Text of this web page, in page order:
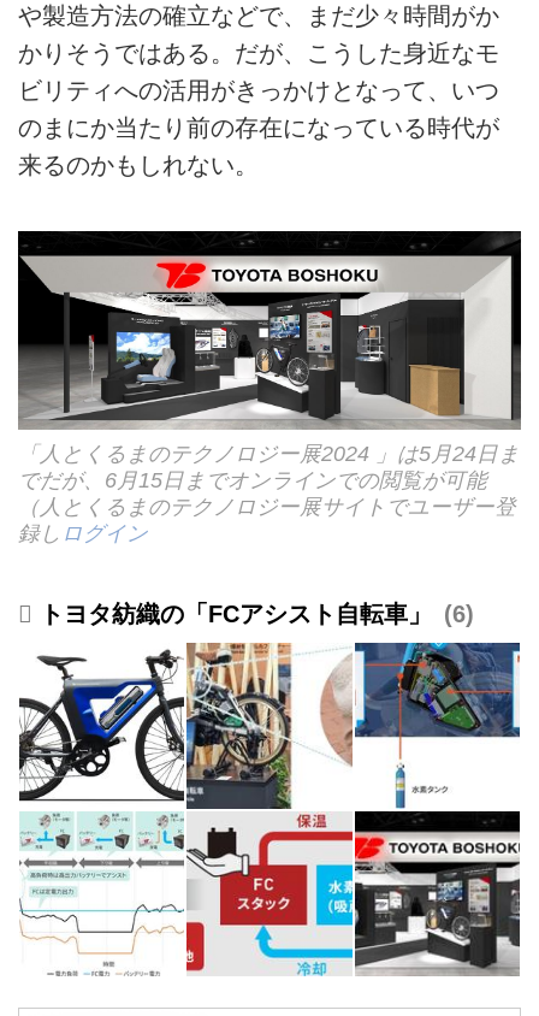
や製造方法の確立などで、まだ少々時間がか
かりそうではある。だが、こうした身近なモ
ビリティへの活用がきっかけとなって、いつ
のまにか当たり前の存在になっている時代が
来るのかもしれない。
「人とくるまのテクノロジー展2024 」は5月24日ま
でだが、6月15日までオンラインでの閲覧が可能
（人とくるまのテクノロジー展サイトでユーザー登
録し ログイン
トヨタ紡織の「FCアシスト自転車」 6